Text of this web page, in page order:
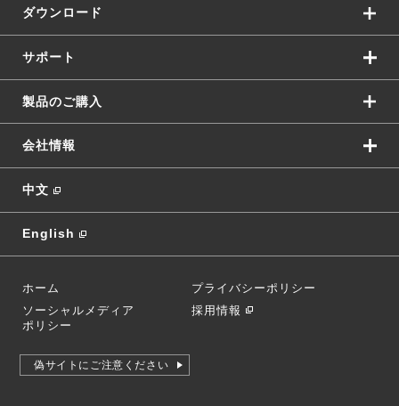
ダウンロード
サポート
製品のご購入
会社情報
中文
English
ホーム
プライバシーポリシー
ソーシャルメディア
ポリシー
採用情報
偽サイトにご注意ください